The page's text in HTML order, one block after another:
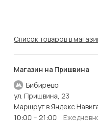
Список товаров в
Магазин на Пришвина
Бибирево
ул. Пришвина, 23
Маршрут в Яндекс
10:00 – 21:00